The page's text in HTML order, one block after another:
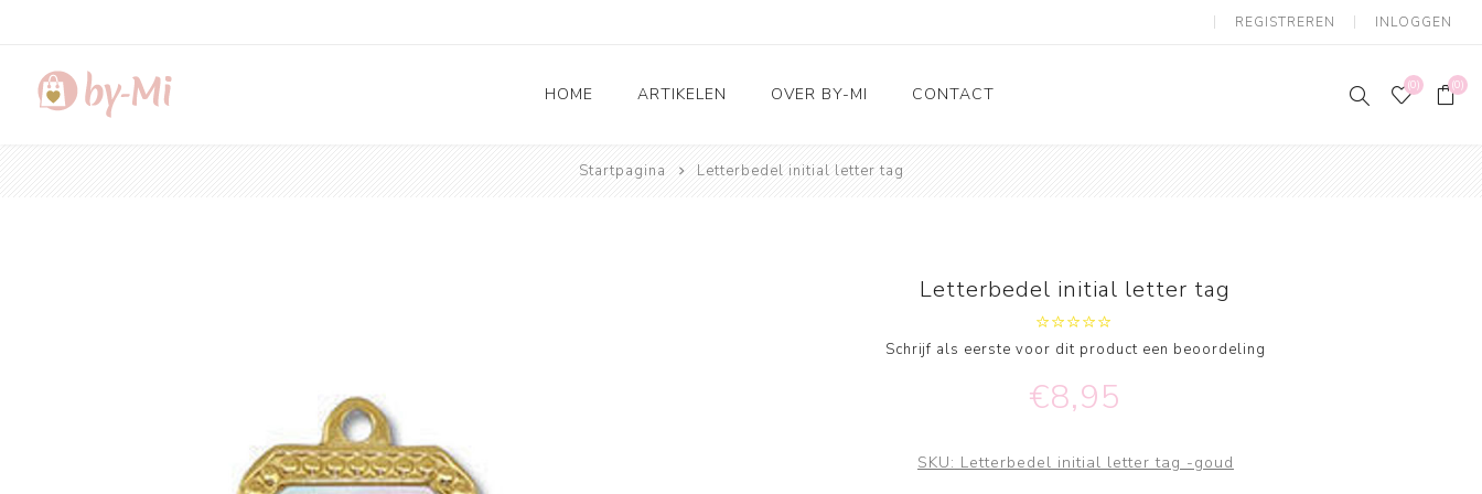
REGISTREREN INLOGGEN
HOME ARTIKELEN OVER BY-MI CONTACT (0) (0)
Startpagina Letterbedel initial letter tag
Letterbedel initial letter tag
Schrijf als eerste voor dit product een beoordeling
€8,95
SKU: Letterbedel initial letter tag -goud